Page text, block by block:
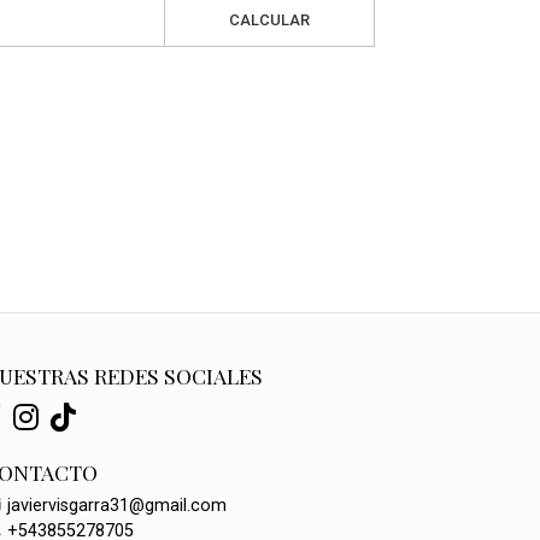
CALCULAR
REDES SOCIALES
javiervisgarra31@gmail.com
+543855278705